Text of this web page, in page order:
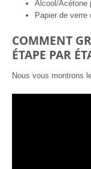
Alcool/Acétone
Papier de verre
COMMENT
ÉTAPE PAR
Nous vous montrons